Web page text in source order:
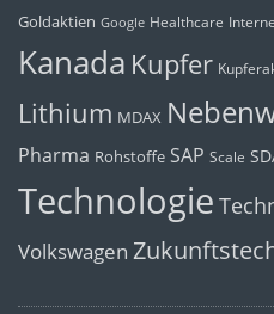
Goldaktien Google Healthcare
Kanada Kupfer
Lithium MDAX
Pharma Rohstoffe SAP Scale
Technologie
Volkswagen